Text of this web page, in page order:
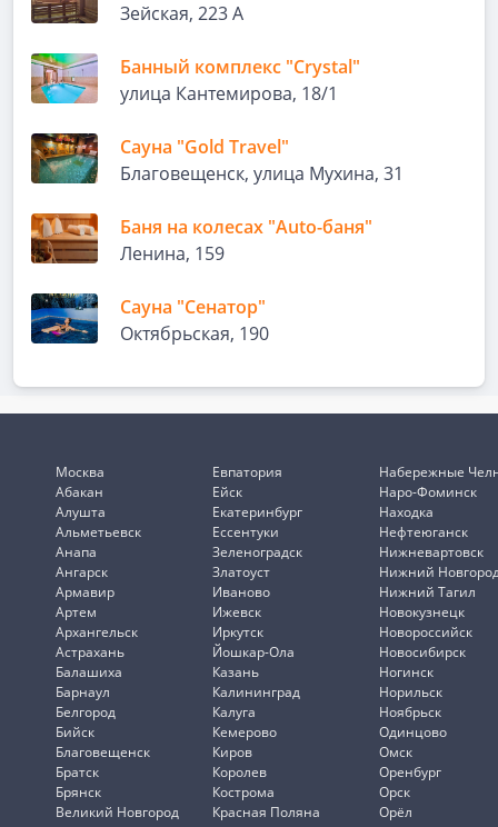
Зейская, 223 А
Банный комплекс "Crystal"
улица Кантемирова, 18/1
Сауна "Gold Travel"
Благовещенск, улица Мухина, 31
Баня на колесах "Auto-баня"
Ленина, 159
Сауна "Сенатор"
Октябрьская, 190
Москва
Абакан
Алушта
Альметьевск
Анапа
Ангарск
Армавир
Артем
Архангельск
Астрахань
Балашиха
Барнаул
Белгород
Бийск
Благовещенск
Братск
Брянск
Великий Новгород
Евпатория
Ейск
Екатеринбург
Ессентуки
Зеленоградск
Златоуст
Иваново
Ижевск
Иркутск
Йошкар-Ола
Казань
Калининград
Калуга
Кемерово
Киров
Королев
Кострома
Красная Поляна
Набережные
Наро-Фоминск
Находка
Нефтеюганск
Нижневартовск
Нижний
Нижний Тагил
Новокузнецк
Новороссийск
Новосибирск
Ногинск
Норильск
Ноябрьск
Одинцово
Омск
Оренбург
Орск
Орёл